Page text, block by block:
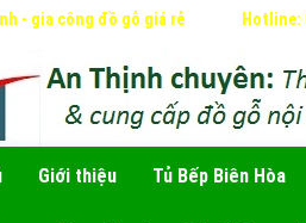
- gia công đồ gỗ giá rẻ Hotline:
Giới thiệu Tủ Bếp Biên Hòa